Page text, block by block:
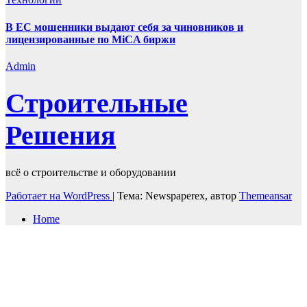
В ЕС мошенники выдают себя за чиновников и
лицензированные по MiCA биржи
Admin
Строительные
Решения
всё о строительстве и оборудовании
Работает на WordPress | Тема: Newspaperex, автор Themeansar
Home